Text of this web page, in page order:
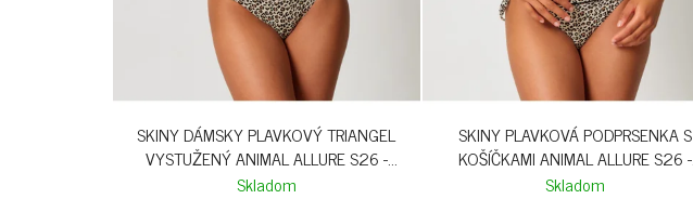
SKINY DÁMSKY PLAVKOVÝ TRIANGEL
VYSTUŽENÝ ANIMAL ALLURE S26 -
BIRCHGINGER LEO
Skladom
SKINY PLAVKOVÁ PODPRSENKA S
KOŠÍČKAMI ANIMAL ALLURE S26 -
BIRCHGINGER LEO
Skladom